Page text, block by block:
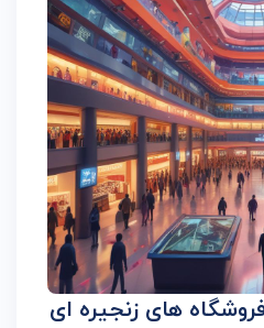
های زنجیره ای